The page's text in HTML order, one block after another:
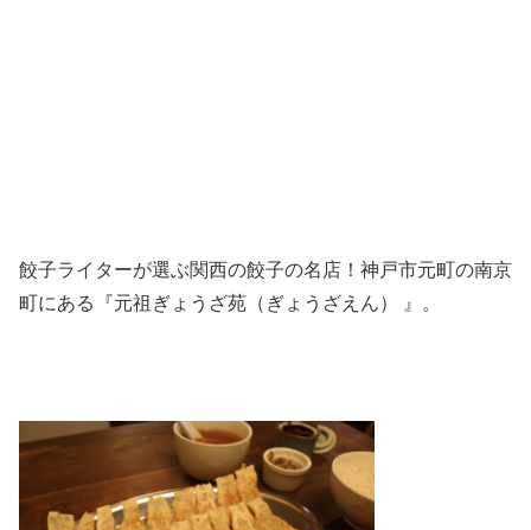
餃子ライターが選ぶ関西の餃子の名店！神戸市元町の南京
町にある『元祖ぎょうざ苑（ぎょうざえん） 』。